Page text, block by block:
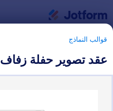
قوالب النماذج
عقد تصوير حفلة زفاف
فئات قوالب النماذج